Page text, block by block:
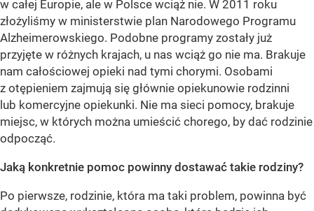
w całej Europie, ale w Polsce wciąż nie. W 2011 roku
złożyliśmy w ministerstwie plan Narodowego Programu
Alzheimerowskiego. Podobne programy zostały już
przyjęte w różnych krajach, u nas wciąż go nie ma. Brakuje
nam całościowej opieki nad tymi chorymi. Osobami
z otępieniem zajmują się głównie opiekunowie rodzinni
lub komercyjne opiekunki. Nie ma sieci pomocy, brakuje
miejsc, w których można umieścić chorego, by dać rodzinie
odpocząć.
Jaką konkretnie pomoc powinny dostawać takie rodziny?
Po pierwsze, rodzinie, która ma taki problem, powinna być